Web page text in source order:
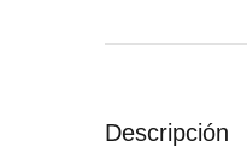
Descripción